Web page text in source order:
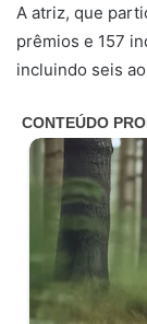
A atriz, que
prêmios e 157
incluindo seis ao